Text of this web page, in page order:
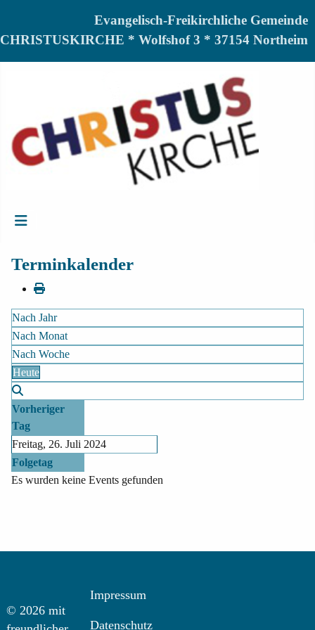
Evangelisch-Freikirchliche Gemeinde
CHRISTUSKIRCHE * Wolfshof 3 * 37154 Northeim
Terminkalender
Nach Jahr
Nach Monat
Nach Woche
Heute
Vorheriger
Tag
Freitag, 26. Juli 2024
Folgetag
Es wurden keine Events gefunden
© 2026 mit
Impressum
Datenschutz